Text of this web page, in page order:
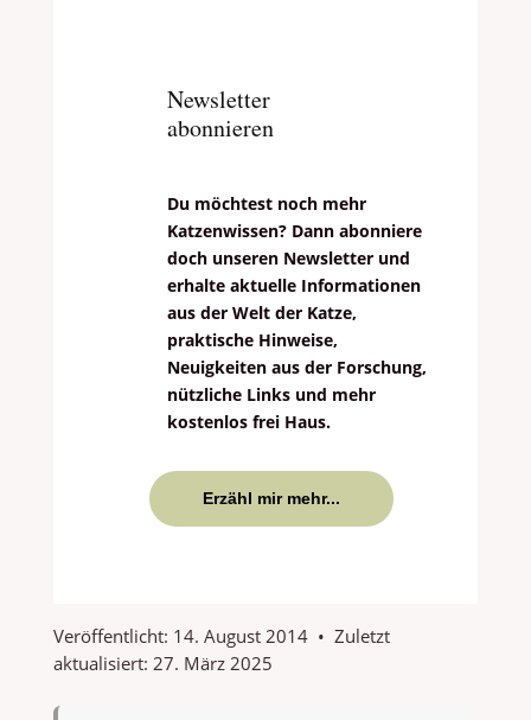
Newsletter
abonnieren
Du möchtest noch mehr
Katzenwissen? Dann abonniere
doch unseren Newsletter und
erhalte aktuelle Informationen
aus der Welt der Katze,
praktische Hinweise,
Neuigkeiten aus der Forschung,
nützliche Links und mehr
kostenlos frei Haus.
Erzähl mir mehr...
Veröffentlicht: 14. August 2014• Zuletzt
aktualisiert: 27. März 2025